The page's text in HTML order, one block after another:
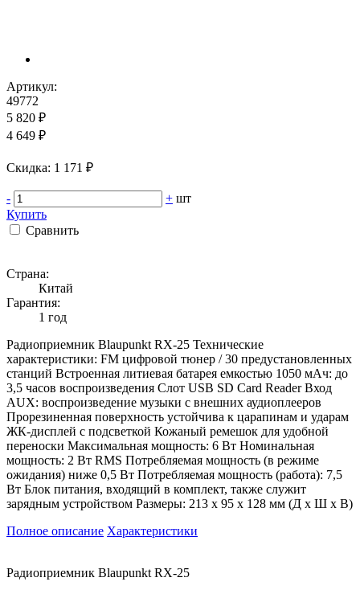
Артикул:
49772
5 820 ₽
4 649 ₽
Cкидка: 1 171 ₽
- + шт
Купить
Сравнить
Страна:
Китай
Гарантия:
1 год
Радиоприемник Blaupunkt RX-25 Технические
характеристики: FM цифровой тюнер / 30 предустановленных
станций Встроенная литиевая батарея емкостью 1050 мАч: до
3,5 часов воспроизведения Слот USB SD Card Reader Вход
AUX: воспроизведение музыки с внешних аудиоплееров
Прорезиненная поверхность устойчива к царапинам и ударам
ЖК-дисплей с подсветкой Кожаный ремешок для удобной
переноски Максимальная мощность: 6 Вт Номинальная
мощность: 2 Вт RMS Потребляемая мощность (в режиме
ожидания) ниже 0,5 Вт Потребляемая мощность (работа): 7,5
Вт Блок питания, входящий в комплект, также служит
зарядным устройством Размеры: 213 х 95 х 128 мм (Д х Ш х В)
Полное описание Характеристики
Радиоприемник Blaupunkt RX-25